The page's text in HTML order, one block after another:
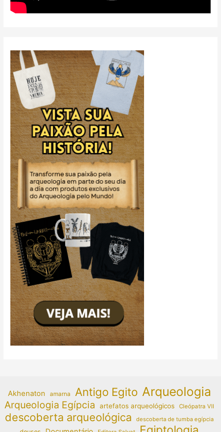
Akhenaton amarna Antigo Egito Arqueologia
Arqueologia Egípcia artefatos arqueológicos Cleópatra VII
descoberta arqueológica descoberta de tumba egípcia